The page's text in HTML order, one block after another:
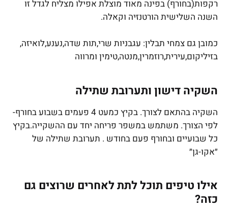
רקפות(בחורף) בפינה מאוד מוצלת אפילו מצליח לגדל זו
השנה השלישית הורטנזיה וקאלה.
כמובן גם צמחי תבלין: עגבניות שרי,תות שדה,נענע,לואיזה,
בזיליקום,עירית,רוזמרין,מנטה,טימין ומרווה
השקיה דישון ותערובת שתילה
השקיה בהתאם לצורך. בקיץ כמעט 4 פעמים בשבוע בחורף-
לפי הצורך. משתמש במשפר פריחה יחד עם ההשקייה.בקיץ
כל שבועיים ובחורף פעם בחודש . תערובת שתילה של
״אקו-גן״
אילו טיפים תוכל לתת לאחרים שרוצים גם
כזה?